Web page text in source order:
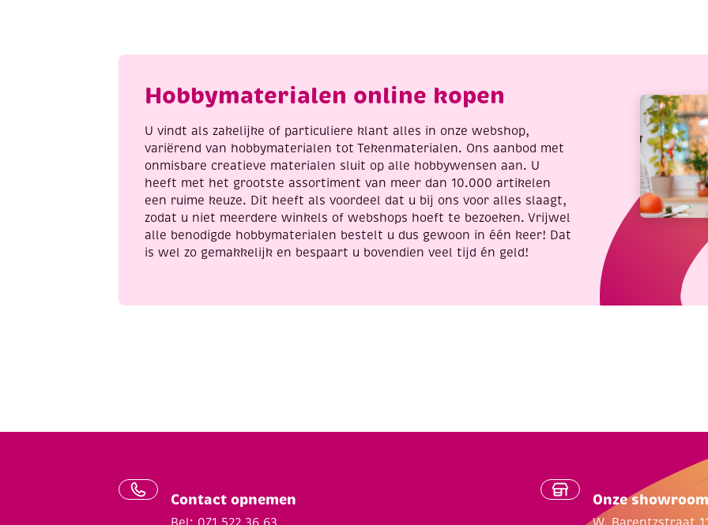
grip
zak
Hobbymaterialen online kopen
U vindt als zakelijke of particuliere klant alles in onze webshop,
variërend van hobbymaterialen tot Tekenmaterialen. Ons aanbod met
onmisbare creatieve materialen sluit op alle hobbywensen aan. U
heeft met het grootste assortiment van meer dan 10.000 artikelen
een ruime keuze. Dit heeft als voordeel dat u bij ons voor alles slaagt,
zodat u niet meerdere winkels of webshops hoeft te bezoeken. Vrijwel
alle benodigde hobbymaterialen bestelt u dus gewoon in één keer! Dat
is wel zo gemakkelijk en bespaart u bovendien veel tijd én geld!
Contact opnemen Onze showroom